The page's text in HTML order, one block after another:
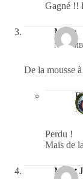
Gagné !!
Marie
De la mousse
Perdu !
Mais de
MF et